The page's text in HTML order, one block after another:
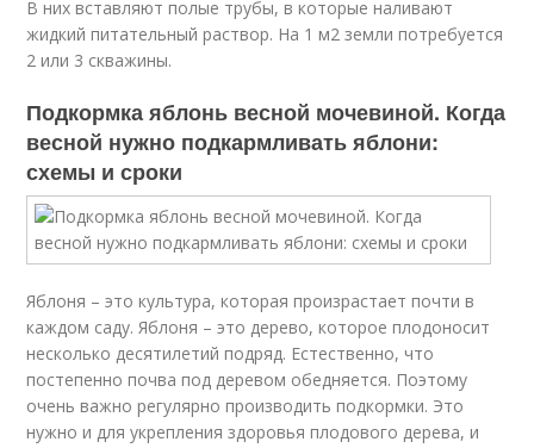
В них вставляют полые трубы, в которые наливают
жидкий питательный раствор. На 1 м2 земли потребуется
2 или 3 скважины.
Подкормка яблонь весной мочевиной. Когда
весной нужно подкармливать яблони:
схемы и сроки
Яблоня – это культура, которая произрастает почти в
каждом саду. Яблоня – это дерево, которое плодоносит
несколько десятилетий подряд. Естественно, что
постепенно почва под деревом обедняется. Поэтому
очень важно регулярно производить подкормки. Это
нужно и для укрепления здоровья плодового дерева, и